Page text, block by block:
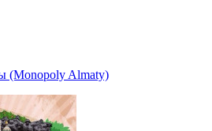
(Monopoly Almaty)